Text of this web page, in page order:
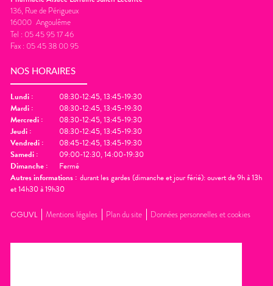
136, Rue de Périgueux
16000 Angoulême
Tel : 05 45 95 17 46
Fax : 05 45 38 00 95
NOS HORAIRES
Lundi :
08:30-12:45, 13:45-19:30
Mardi :
08:30-12:45, 13:45-19:30
Mercredi :
08:30-12:45, 13:45-19:30
Jeudi :
08:30-12:45, 13:45-19:30
Vendredi :
08:45-12:45, 13:45-19:30
Samedi :
09:00-12:30, 14:00-19:30
Dimanche :
Fermé
Autres informations : durant les gardes (dimanche et jour férié): ouvert de 9h à 13h
et 14h30 à 19h30
CGUVL Mentions légales Plan du site Données personnelles et cookies